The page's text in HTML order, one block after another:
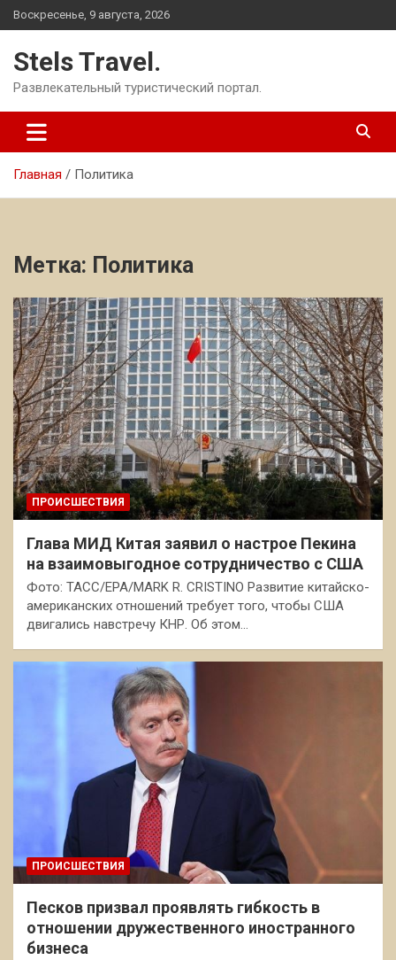
Перейти
к
Воскресенье, 9 августа, 2026
Stels Travel.
Развлекательный туристический портал.
Главная Политика
Метка: Политика
ПРОИСШЕСТВИЯ
Глава МИД Китая заявил о настрое Пекина
на взаимовыгодное сотрудничество с США
Фото: ТАСС/EPA/MARK R. CRISTINO Развитие китайско-
американских отношений требует того, чтобы США
двигались навстречу КНР. Об этом…
ПРОИСШЕСТВИЯ
Песков призвал проявлять гибкость в
отношении дружественного иностранного
бизнеса